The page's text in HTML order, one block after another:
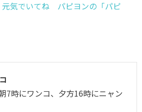
元気でいてね パピヨンの「パピ
7時にワンコ、夕方16時にニャン